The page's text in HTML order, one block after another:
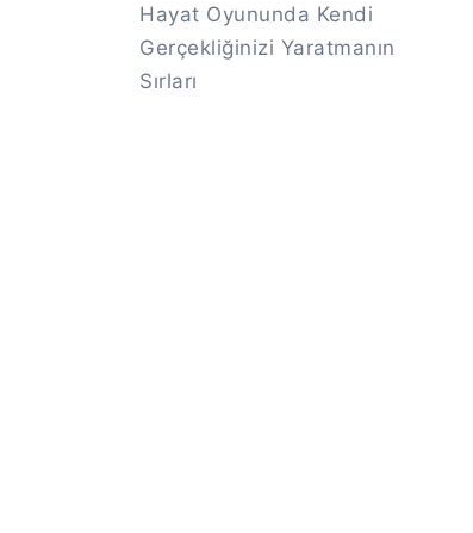
Hayat Oyununda Kendi
Gerçekliğinizi Yaratmanın
Sırları